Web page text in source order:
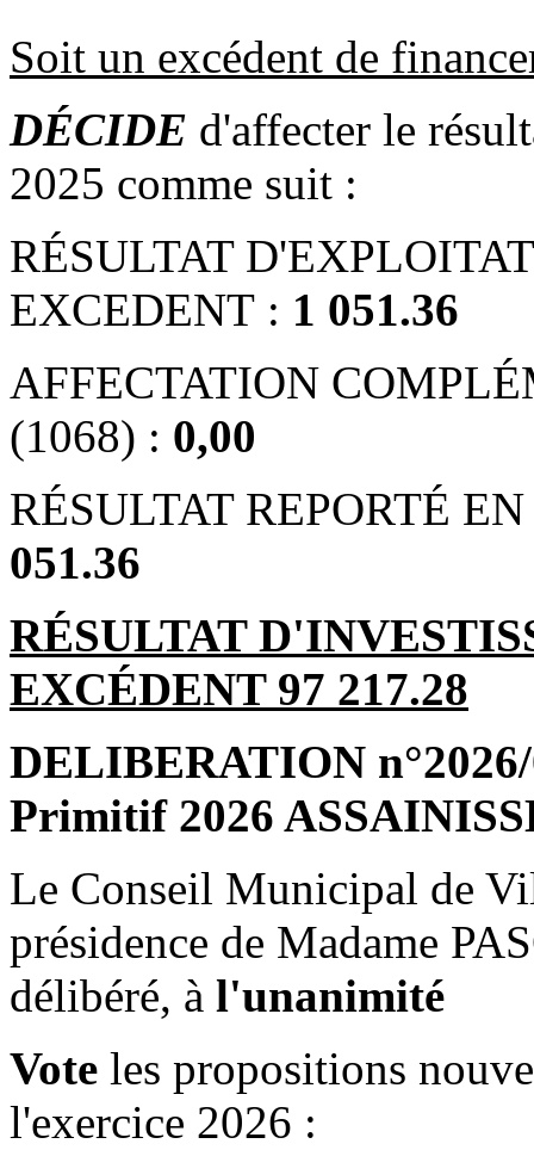
Soit un excédent de
DÉCIDE d'affecter le
2025 comme suit :
RÉSULTAT
EXCEDENT : 1 051.36
AFFECTATION
(1068) : 0,00
RÉSULTAT REPORTÉ
051.36
RÉSULTAT
EXCÉDENT 97 217.28
DELIBERATION
Primitif 2026
Le Conseil Municipal de
présidence de Madame
délibéré, à l'unanimité
Vote les propositions
l'exercice 2026 :